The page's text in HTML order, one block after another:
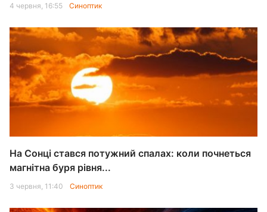
4 червня, 16:55 Синоптик
На Сонці стався потужний спалах: коли почнеться
магнітна буря рівня...
3 червня, 11:40 Синоптик